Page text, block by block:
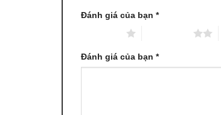
Đánh giá của bạn *
Đánh giá của bạn *